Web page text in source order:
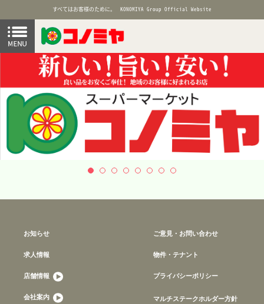
すべてはお客様のために。 KONOMIYA Group Official Website
お知らせ
求人情報
店舗情報
会社案内
ご意見・お問い合わせ
物件・テナント
プライバシーポリシー
マルチステークホルダー方針